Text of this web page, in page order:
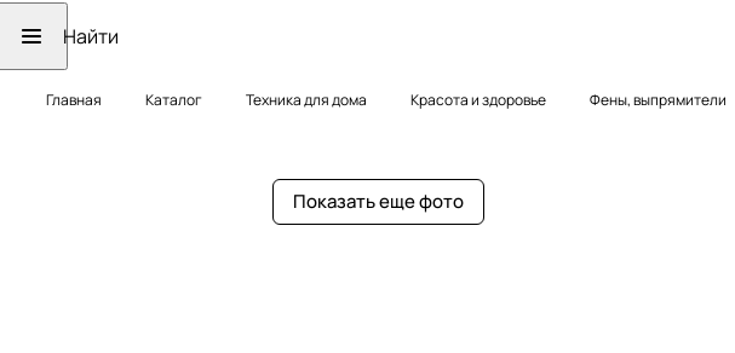
Главная Каталог Техника для дома Красота и здоровье Фены, выпрямители
Показать еще фото